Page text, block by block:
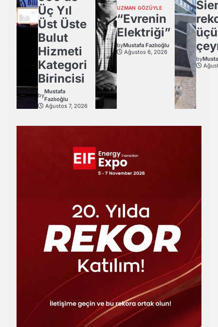
Üç Yıl
Üst Üste
Bulut
Hizmeti
Kategori
Birincisi
by
Mustafa
Fazlıoğlu
Ağustos 7, 2026
UZMAN GÖZÜYLE
“Evrenin
Elektriği”
byMustafa Fazlıoğlu
Ağustos 6, 2026
by